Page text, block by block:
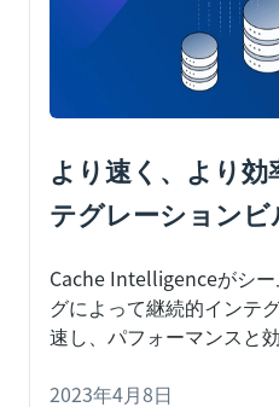
より速く、より効
テグレーション
Cache Intelligenceがシ
グによって継続的インテ
速し、パフォーマンスと
グレーション（CI）パイ
2023年4月8日